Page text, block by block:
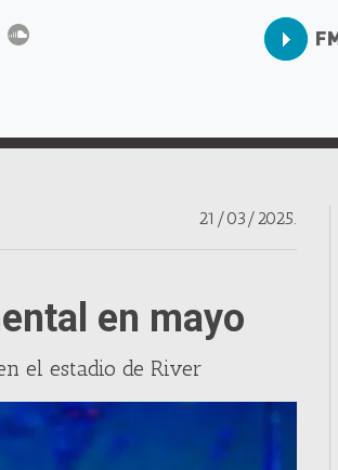
21/03/2025.
en mayo
el estadio de River